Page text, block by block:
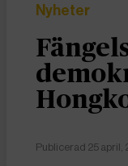
Nyheter
Publicerad 25 april,